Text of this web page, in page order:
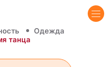
Одежда
танца